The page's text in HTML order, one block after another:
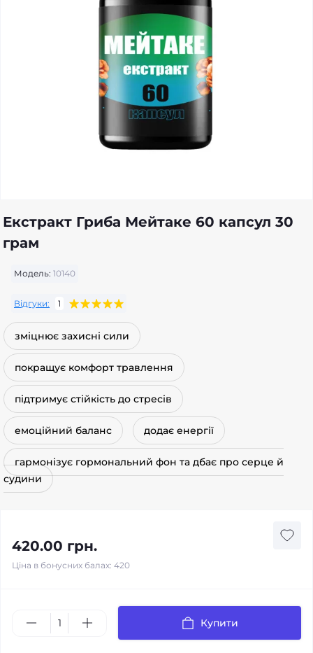
Екстракт Гриба Мейтаке 60 капсул 30
грам
Модель: 10140
Відгуки: 1
зміцнює захисні сили
покращує комфорт травлення
підтримує стійкість до стресів
емоційний баланс додає енергії
гармонізує гормональний фон та дбає про серце й
судини
420.00 грн.
Ціна в бонусних балах: 420
Купити